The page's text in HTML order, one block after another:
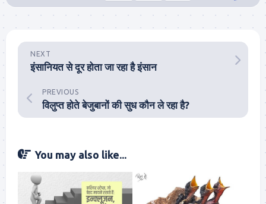
NEXT
इंसानियत से दूर होता जा रहा है इंसान
PREVIOUS
विलुप्त होते बेजुबानों की सुध कौन ले रहा है?
You may also like...